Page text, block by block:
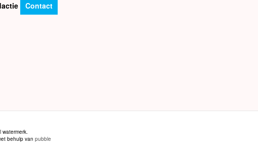
Contact
behulp vanpubble